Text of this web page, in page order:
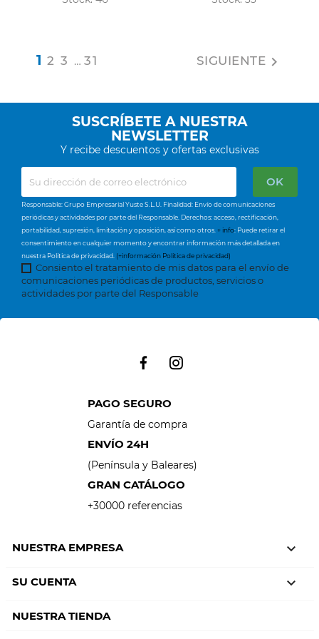
123 … 31 SIGUIENTE 
SUSCRÍBETE A NUESTRA
NEWSLETTER
Y recibe descuentos y ofertas exclusivas
Responsable: Grupo Empresarial Yuste S.L.U. Finalidad: Envío de comunicaciones
periódicas y actividades por parte del Responsable. Derechos: acceso, rectificación,
portabilidad, supresión, limitación y oposición, así como otros. + info: Puede retirar el
consentimiento en cualquier momento y encontrar información más detallada en
nuestra Política de privacidad. (+información Política de privacidad)
Consiento el tratamiento de mis datos para el envío de
comunicaciones periódicas de productos, servicios o
actividades por parte del Responsable
PAGO SEGURO
Garantía de compra
ENVÍO 24H
(Península y Baleares)
GRAN CATÁLOGO
+30000 referencias
NUESTRA EMPRESA 
SU CUENTA 
NUESTRA TIENDA